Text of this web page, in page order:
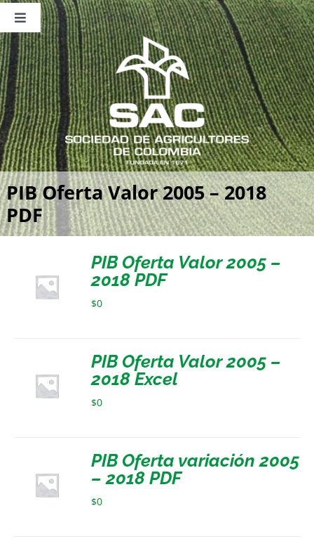
Saltar
contenido
Toggle
Navigation
Nosotros
Publicaciones
Sala de Prensa
Eventos
PIB Oferta Valor 2005 – 2018
PDF
PIB Oferta Valor 2005 –
2018 PDF
$0
PIB Oferta Valor 2005 –
2018 Excel
$0
PIB Oferta variación 2005
– 2018 PDF
$0